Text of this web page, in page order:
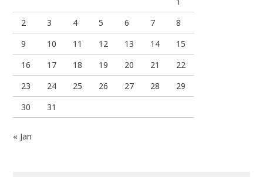
2
3 4 5 6 7
8
9
10 11 12 13 14
15
16
17 18 19 20 21
22
23
24 25 26 27 28
29
30
31
« Jan